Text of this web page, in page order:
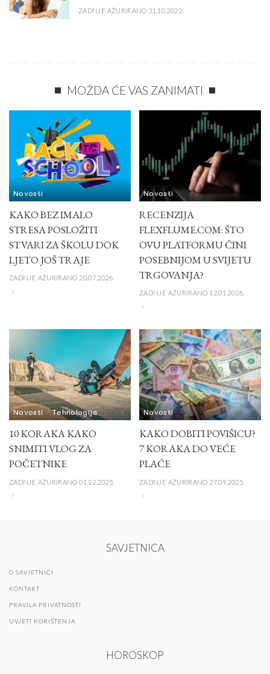
ZADNJE AŽURIRANO 31.10.2022.
MOŽDA ĆE VAS ZANIMATI
Novosti
KAKO BEZ IMALO
STRESA POSLOŽITI
STVARI ZA ŠKOLU DOK
LJETO JOŠ TRAJE
ZADNJE AŽURIRANO 20.07.2026.
Novosti
RECENZIJA
FLEXFLUME.COM: ŠTO
OVU PLATFORMU ČINI
POSEBNIJOM U SVIJETU
TRGOVANJA?
ZADNJE AŽURIRANO 12.01.2026.
Novosti Tehnologija
10 KORAKA KAKO
SNIMITI VLOG ZA
POČETNIKE
ZADNJE AŽURIRANO 01.12.2025.
Novosti
KAKO DOBITI POVIŠICU?
7 KORAKA DO VEĆE
PLAĆE
ZADNJE AŽURIRANO 27.09.2025.
SAVJETNICA
O SAVJETNICI
KONTAKT
PRAVILA PRIVATNOSTI
UVJETI KORIŠTENJA
HOROSKOP